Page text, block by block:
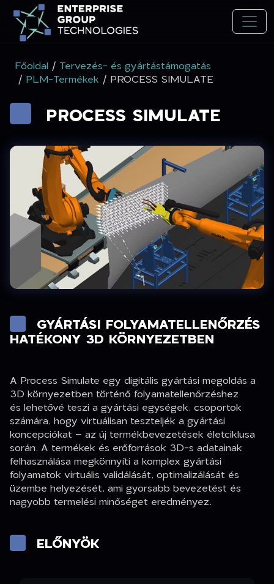
Főoldal / Tervezés- és gyártástámogatás
/ PLM-Termékek / PROCESS SIMULATE
PROCESS SIMULATE
GYÁRTÁSI FOLYAMATELLENŐRZÉS
HATÉKONY 3D KÖRNYEZETBEN
A Process Simulate egy digitális gyártási megoldás a
3D környezetben történő folyamatellenőrzéshez
és lehetővé teszi a gyártási egységek, csoportok
számára, hogy virtuálisan teszteljék a gyártási
koncepciókat – az új termékbevezetések életciklusa
során. A termékek és erőforrások 3D-s adatainak
felhasználása megkönnyíti a komplex gyártási
folyamatok virtuális validálását, optimalizálását és
üzembe helyezését, ami gyorsabb bevezetést és
nagyobb termelési minőséget eredményez.
ELŐNYÖK